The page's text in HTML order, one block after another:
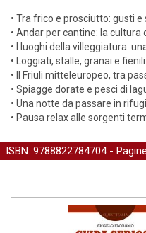
• Tra frico e prosciutto: gusti
• Andar per cantine: la
• I luoghi della villeggiatura:
• Loggiati, stalle, granai e fienili
• Il Friuli mitteleuropeo, tra
• Spiagge dorate e pesci di
• Una notte da passare in
• Pausa relax alle sorgenti
ISBN: 9788822784704 -